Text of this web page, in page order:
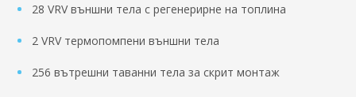
28 VRV външни тела с регенерирне на топлина
2 VRV термопомпени външни тела
256 вътрешни таванни тела за скрит монтаж